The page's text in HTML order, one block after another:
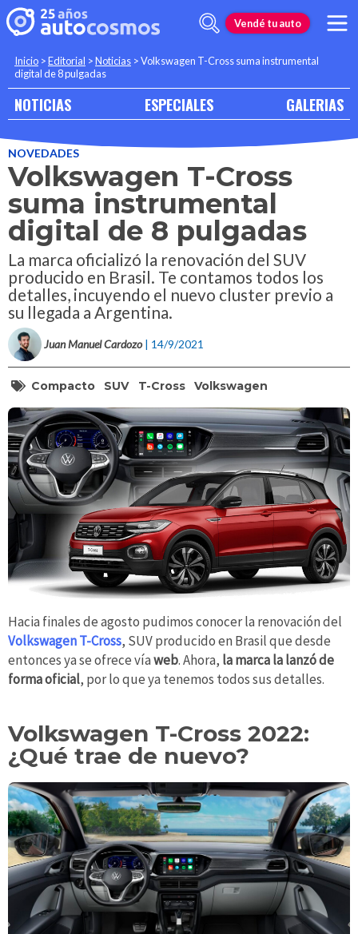
Vendé tu auto
Inicio >Editorial >Noticias >Volkswagen T-Cross suma instrumental
digital de 8 pulgadas
NOTICIAS ESPECIALES GALERIAS
NOVEDADES
Volkswagen T-Cross
suma instrumental
digital de 8 pulgadas
La marca oficializó la renovación del SUV
producido en Brasil. Te contamos todos los
detalles, incuyendo el nuevo cluster previo a
su llegada a Argentina.
Juan Manuel Cardozo | 14/9/2021
Compacto SUV T-Cross Volkswagen
Hacia finales de agosto pudimos conocer la renovación del
Volkswagen T-Cross, SUV producido en Brasil que desde
entonces ya se ofrece víaweb. Ahora, la marca la lanzó de
forma oficial, por lo que ya tenemos todos sus detalles.
Volkswagen T-Cross 2022:
¿Qué trae de nuevo?